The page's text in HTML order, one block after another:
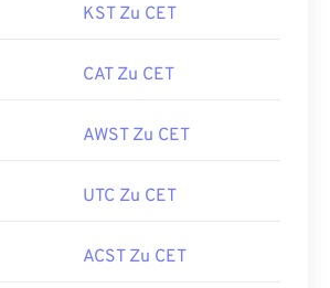
KST Zu CET
CAT Zu CET
AWST Zu CET
UTC Zu CET
ACST Zu CET